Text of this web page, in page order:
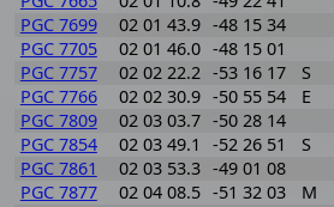
PGC 7699
02 01 43.9 -48 15 34
PGC 7705
02 01 46.0 -48 15 01
PGC 7757
02 02 22.2 -53 16 17 S
PGC 7766
02 02 30.9 -50 55 54 E
PGC 7809
02 03 03.7 -50 28 14
PGC 7854
02 03 49.1 -52 26 51 S
PGC 7861
02 03 53.3 -49 01 08
PGC 7877
02 04 08.5 -51 32 03 M